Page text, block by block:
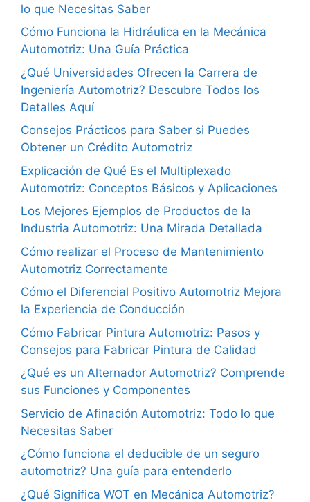
lo que Necesitas Saber
Cómo Funciona la Hidráulica en la Mecánica
Automotriz: Una Guía Práctica
¿Qué Universidades Ofrecen la Carrera de
Ingeniería Automotriz? Descubre Todos los
Detalles Aquí
Consejos Prácticos para Saber si Puedes
Obtener un Crédito Automotriz
Explicación de Qué Es el Multiplexado
Automotriz: Conceptos Básicos y Aplicaciones
Los Mejores Ejemplos de Productos de la
Industria Automotriz: Una Mirada Detallada
Cómo realizar el Proceso de Mantenimiento
Automotriz Correctamente
Cómo el Diferencial Positivo Automotriz Mejora
la Experiencia de Conducción
Cómo Fabricar Pintura Automotriz: Pasos y
Consejos para Fabricar Pintura de Calidad
¿Qué es un Alternador Automotriz? Comprende
sus Funciones y Componentes
Servicio de Afinación Automotriz: Todo lo que
Necesitas Saber
¿Cómo funciona el deducible de un seguro
automotriz? Una guía para entenderlo
¿Qué Significa WOT en Mecánica Automotriz?